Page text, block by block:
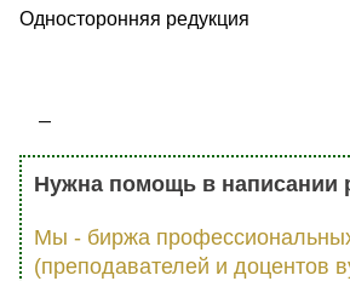
Односторонняя редукция
Нужна помощь в написании
Мы - биржа
(преподавателей и доцентов